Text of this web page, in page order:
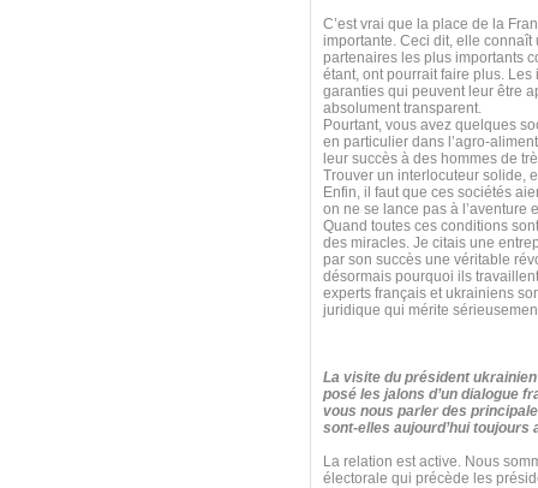
C’est vrai que la place de la
importante. Ceci dit, elle
partenaires les plus importants
étant, ont pourrait faire plus.
garanties qui peuvent leur être
absolument transparent.
Pourtant, vous avez quelques
en particulier dans l’agro-
leur succès à des hommes de
Trouver un interlocuteur solide,
Enfin, il faut que ces sociétés
on ne se lance pas à l’aventure
Quand toutes ces conditions
des miracles. Je citais une
par son succès une véritable
désormais pourquoi ils
experts français et ukrainiens
juridique qui mérite
La visite du président
posé les jalons d’un dialogue
vous nous parler des
sont-elles aujourd’hui toujours
La relation est active. Nous
électorale qui précède les